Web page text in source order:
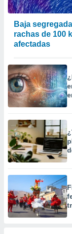
Baja
rachas de 100
afectadas